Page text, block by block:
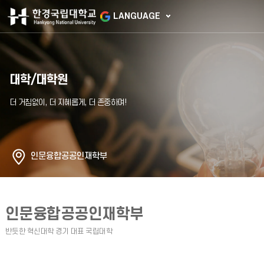
LANGUAGE
대학/대학원
인문융합공공인재학부
인문융합공공인재학부